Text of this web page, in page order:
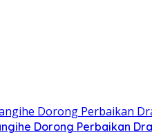
Dorong Perbaikan